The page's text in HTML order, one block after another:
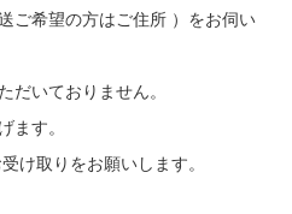
ご希望の方はご住所 ）をお伺い
だいておりません。
ます。
け取りをお願いします。